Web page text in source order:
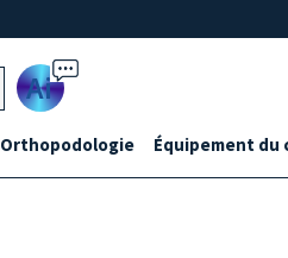
Ai
Orthopodologie Équipement du